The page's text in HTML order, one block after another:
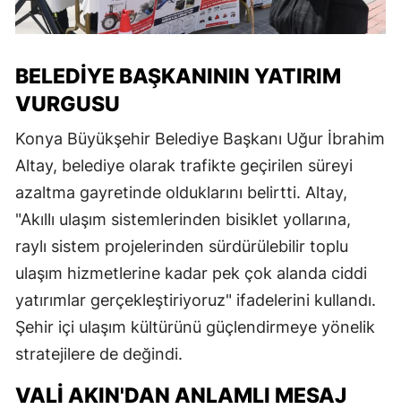
BELEDIYE BAŞKANININ YATIRIM
VURGUSU
Konya Büyükşehir Belediye Başkanı Uğur İbrahim
Altay, belediye olarak trafikte geçirilen süreyi
azaltma gayretinde olduklarını belirtti. Altay,
"Akıllı ulaşım sistemlerinden bisiklet yollarına,
raylı sistem projelerinden sürdürülebilir toplu
ulaşım hizmetlerine kadar pek çok alanda ciddi
yatırımlar gerçekleştiriyoruz" ifadelerini kullandı.
Şehir içi ulaşım kültürünü güçlendirmeye yönelik
stratejilere de değindi.
VALI AKIN'DAN ANLAMLI MESAJ